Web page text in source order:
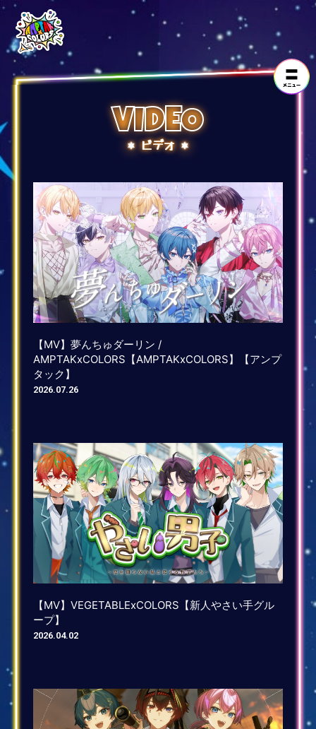
VIDEO
ビデオ
【MV】夢んちゅダーリン /
AMPTAKxCOLORS【AMPTAKxCOLORS】【アンプ
タック】
2026.07.26
【MV】VEGETABLExCOLORS【新人やさい手グル
ープ】
2026.04.02